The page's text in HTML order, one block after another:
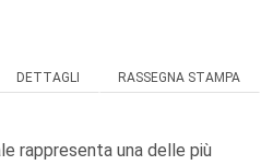
DETTAGLI RASSEGNA STAMPA
rappresenta una delle più